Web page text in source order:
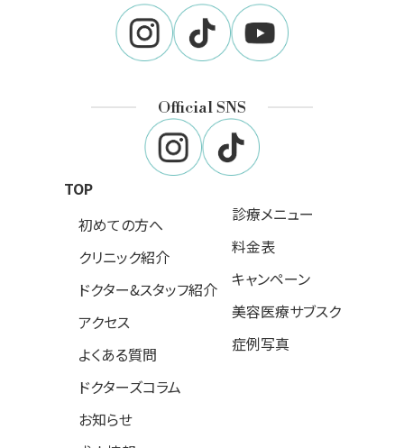
Official SNS
TOP
初めての方へ
クリニック紹介
ドクター&スタッフ紹介
アクセス
よくある質問
ドクターズコラム
お知らせ
診療メニュー
料金表
キャンペーン
美容医療サブスク
症例写真